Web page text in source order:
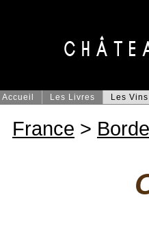
Accueil Les Livres Les Vins
France >